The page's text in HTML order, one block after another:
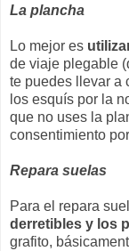
La plancha
Lo mejor es
de viaje plegable
te puedes llevar a
los esquís por la
que no uses la
consentimiento
Repara suelas
Para el repara
derretibles y los
grafito,